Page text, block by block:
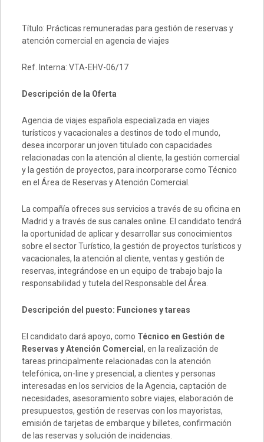
Título: Prácticas remuneradas para gestión de reservas y
atención comercial en agencia de viajes
Ref. Interna: VTA-EHV-06/17
Descripción de la Oferta
Agencia de viajes española especializada en viajes
turísticos y vacacionales a destinos de todo el mundo,
desea incorporar un joven titulado con capacidades
relacionadas con la atención al cliente, la gestión comercial
y la gestión de proyectos, para incorporarse como Técnico
en el Área de Reservas y Atención Comercial.
La compañía ofreces sus servicios a través de su oficina en
Madrid y a través de sus canales online. El candidato tendrá
la oportunidad de aplicar y desarrollar sus conocimientos
sobre el sector Turístico, la gestión de proyectos turísticos y
vacacionales, la atención al cliente, ventas y gestión de
reservas, integrándose en un equipo de trabajo bajo la
responsabilidad y tutela del Responsable del Área.
Descripción del puesto: Funciones y tareas
El candidato dará apoyo, como Técnico en Gestión de
Reservas y Atención Comercial , en la realización de
tareas principalmente relacionadas con la atención
telefónica, on-line y presencial, a clientes y personas
interesadas en los servicios de la Agencia, captación de
necesidades, asesoramiento sobre viajes, elaboración de
presupuestos, gestión de reservas con los mayoristas,
emisión de tarjetas de embarque y billetes, confirmación
de las reservas y solución de incidencias.